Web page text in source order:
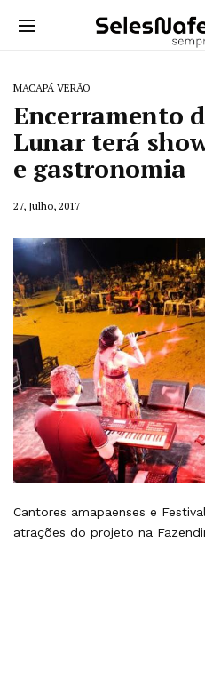
MACAPÁ VERÃO
Encerramento
Lunar terá
e gastronomia
27, Julho, 2017
Cantores amapaenses e
atrações do projeto na